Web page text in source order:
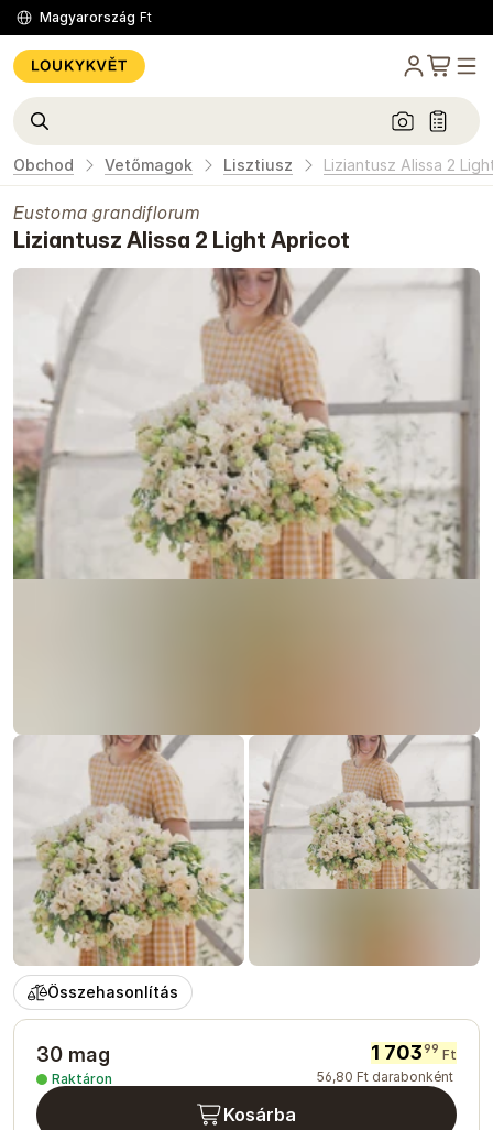
Magyarország Ft
Obchod Vetőmagok Lisztiusz Liziantusz Alissa 2
Eustoma grandiflorum
Liziantusz Alissa 2 Light Apricot
Összehasonlítás
30 mag
Raktáron
1 70399 Ft
56,80 Ft darabonként
Kosárba